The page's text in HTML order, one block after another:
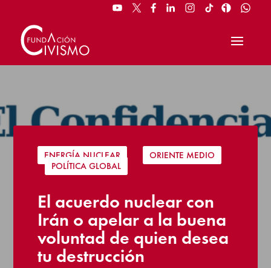
ENERGÍA NUCLEAR
ORIENTE MEDIO
| POLÍTICA GLOBAL
El acuerdo nuclear con
Irán o apelar a la buena
voluntad de quien desea
tu destrucción